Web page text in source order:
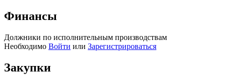
Финансы
Должники по исполнительным производствам
Необходимо Войти или Зарегистрироваться
Закупки